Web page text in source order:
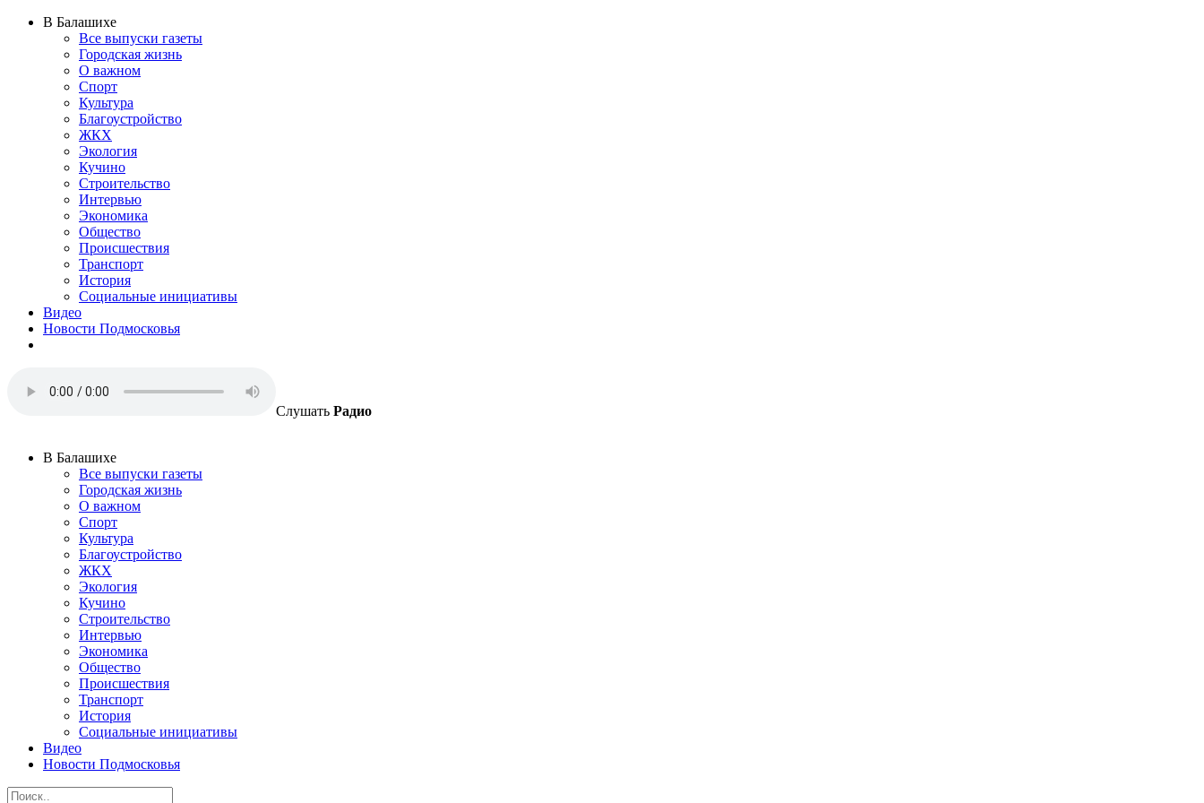
В Балашихе
Все выпуски газеты
Городская жизнь
О важном
Спорт
Культура
Благоустройство
ЖКХ
Экология
Кучино
Строительство
Интервью
Экономика
Общество
Происшествия
Транспорт
История
Социальные инициативы
Видео
Новости Подмосковья
Слушать Радио
В Балашихе
Все выпуски газеты
Городская жизнь
О важном
Спорт
Культура
Благоустройство
ЖКХ
Экология
Кучино
Строительство
Интервью
Экономика
Общество
Происшествия
Транспорт
История
Социальные инициативы
Видео
Новости Подмосковья